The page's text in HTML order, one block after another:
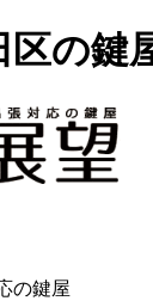
区の鍵
の鍵屋